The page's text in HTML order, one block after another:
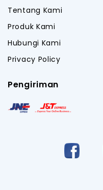
Tentang Kami
Produk Kami
Hubungi Kami
Privacy Policy
Pengiriman